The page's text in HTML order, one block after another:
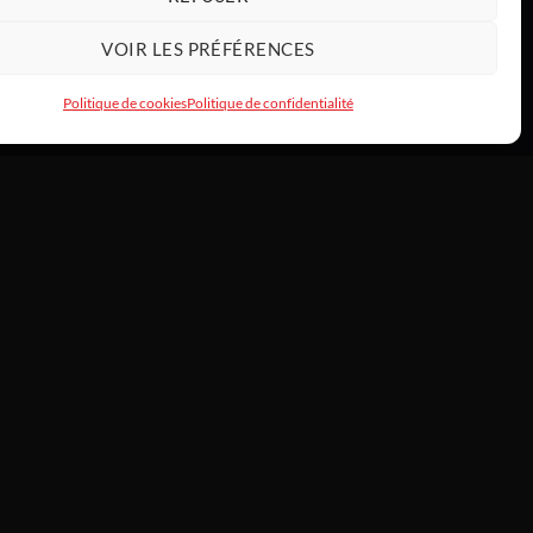
VOIR LES PRÉFÉRENCES
Politique de cookiesPolitique de confidentialité